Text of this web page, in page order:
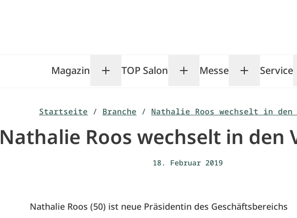
Magazin Toggle Magazin submenu
TOP Salon Toggle TOP Salon
Messe ToggleService
Startseite / Branche / Nathalie Roos wechselt in den
Nathalie Roos wechselt in den
18. Februar 2019
Nathalie Roos (50) ist neue Präsidentin des Geschäftsbereichs